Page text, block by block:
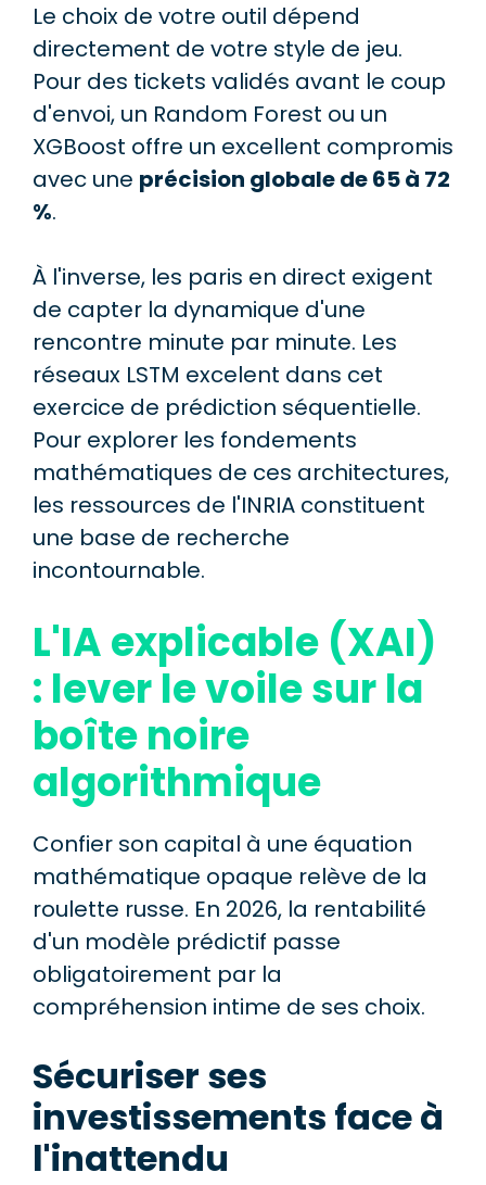
Le choix de votre outil dépend
directement de votre style de jeu.
Pour des tickets validés avant le coup
d'envoi, un Random Forest ou un
XGBoost offre un excellent compromis
avec une précision globale de 65 à 72
%.
À l'inverse, les paris en direct exigent
de capter la dynamique d'une
rencontre minute par minute. Les
réseaux LSTM excelent dans cet
exercice de prédiction séquentielle.
Pour explorer les fondements
mathématiques de ces architectures,
les ressources de l'INRIA constituent
une base de recherche
incontournable.
L'IA explicable (XAI)
: lever le voile sur la
boîte noire
algorithmique
Confier son capital à une équation
mathématique opaque relève de la
roulette russe. En 2026, la rentabilité
d'un modèle prédictif passe
obligatoirement par la
compréhension intime de ses choix.
Sécuriser ses
investissements face à
l'inattendu